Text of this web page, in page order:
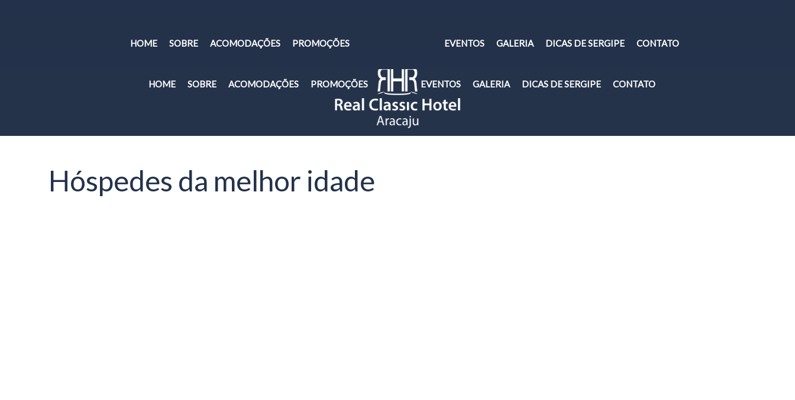
HOME SOBRE ACOMODAÇÕES PROMOÇÕES EVENTOS GALERIA DICAS DE SERGIPE CONTATO
HOME SOBRE ACOMODAÇÕES PROMOÇÕES EVENTOS GALERIA DICAS DE SERGIPE CONTATO
Hóspedes da melhor idade